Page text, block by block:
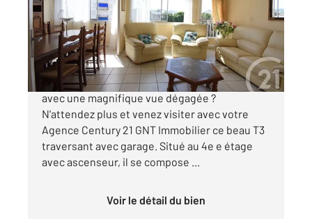
Appartement F3 à vendre
105 500 €
Vous recherchez un appartement sans travaux
avec une magnifique vue dégagée ?
N'attendez plus et venez visiter avec votre
Agence Century 21 GNT Immobilier ce beau T3
traversant avec garage. Situé au 4e e étage
avec ascenseur, il se compose ...
Voir le détail du bien